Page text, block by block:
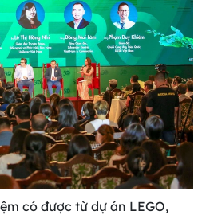
có được từ dự án LEGO,